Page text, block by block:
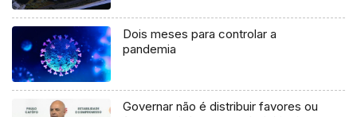
Dois meses para controlar a
pandemia
Governar não é distribuir favores ou